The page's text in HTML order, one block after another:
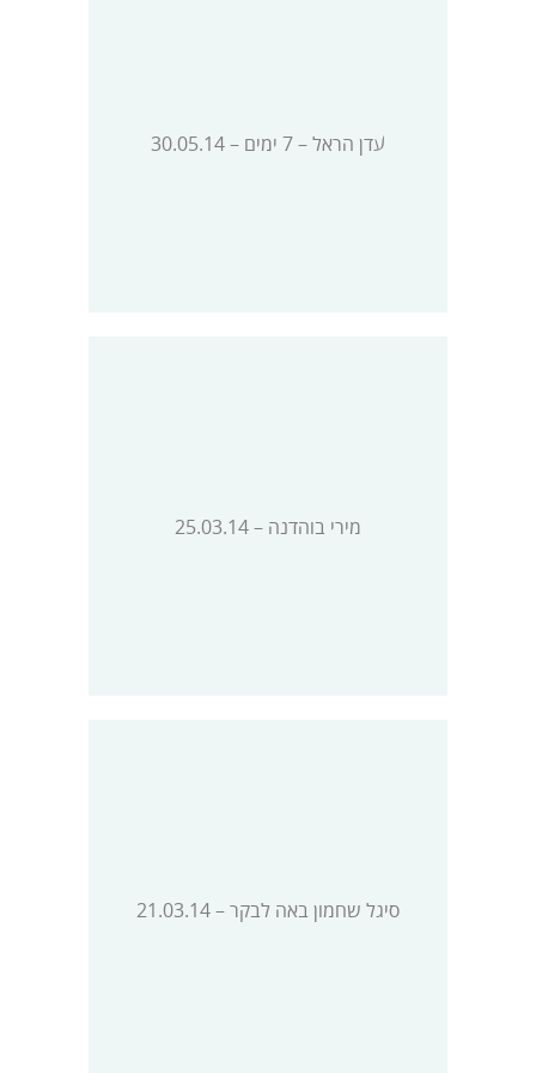
עדן הראל – 7 ימים – 30.05.14
מירי בוהדנה – 25.03.14
סיגל שחמון באה לבקר – 21.03.14